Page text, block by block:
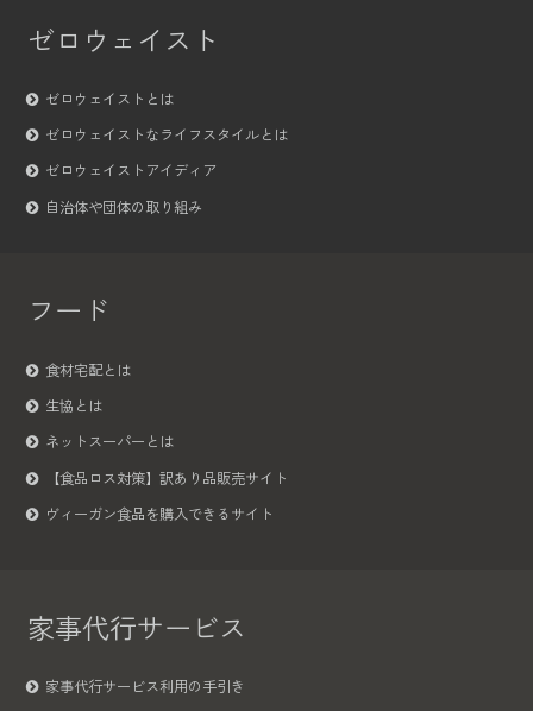
ゼロウェイスト
ゼロウェイストとは
ゼロウェイストなライフスタイルとは
ゼロウェイストアイディア
自治体や団体の取り組み
フード
食材宅配とは
生協とは
ネットスーパーとは
【食品ロス対策】訳あり品販売サイト
ヴィーガン食品を購入できるサイト
家事代行サービス
家事代行サービス利用の手引き